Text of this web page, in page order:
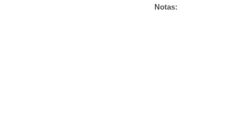
Notas: